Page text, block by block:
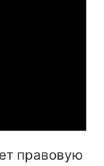
правовую